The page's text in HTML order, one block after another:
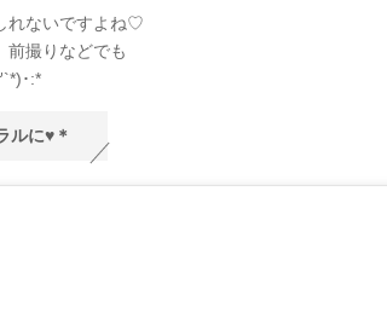
れないですよね♡
前撮りなどでも
･:*
ルに♥＊